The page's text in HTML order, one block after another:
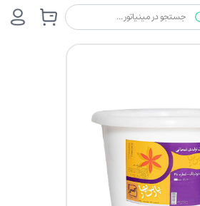
پارس بهاررنگ نیم پلاستیک درجه 1 گالن (410)